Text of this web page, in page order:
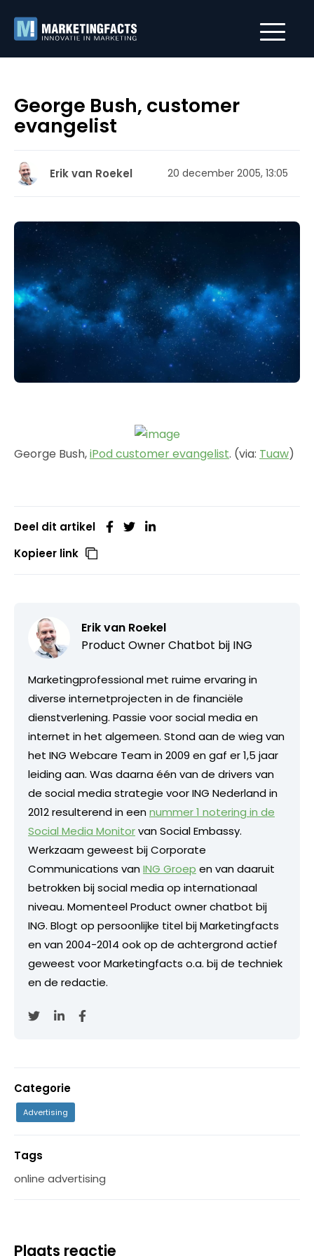
George Bush, customer
evangelist
Erik van Roekel 20 december 2005, 13:05
George Bush,iPod customer evangelist. (via: Tuaw)
Deel dit artikel
Kopieer link
Erik van Roekel
Product Owner Chatbot bij ING
Marketingprofessional met ruime ervaring in
diverse internetprojecten in de financiële
dienstverlening. Passie voor social media en
internet in het algemeen. Stond aan de wieg van
het ING Webcare Team in 2009 en gaf er 1,5 jaar
leiding aan. Was daarna één van de drivers van
de social media strategie voor ING Nederland in
2012 resulterend in eennummer 1 notering in de
Social Media Monitorvan Social Embassy.
Werkzaam geweest bij Corporate
Communications vanING Groep en van daaruit
betrokken bij social media op internationaal
niveau. Momenteel Product owner chatbot bij
ING. Blogt op persoonlijke titel bij Marketingfacts
en van 2004-2014 ook op de achtergrond actief
geweest voor Marketingfacts o.a. bij de techniek
en de redactie.
Categorie
Advertising
Tags
online advertising
Plaats reactie